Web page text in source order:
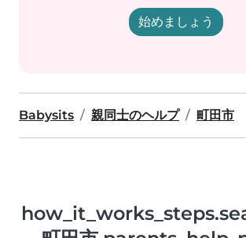
始めましょう
Babysits 親同士のヘルプ 町田市